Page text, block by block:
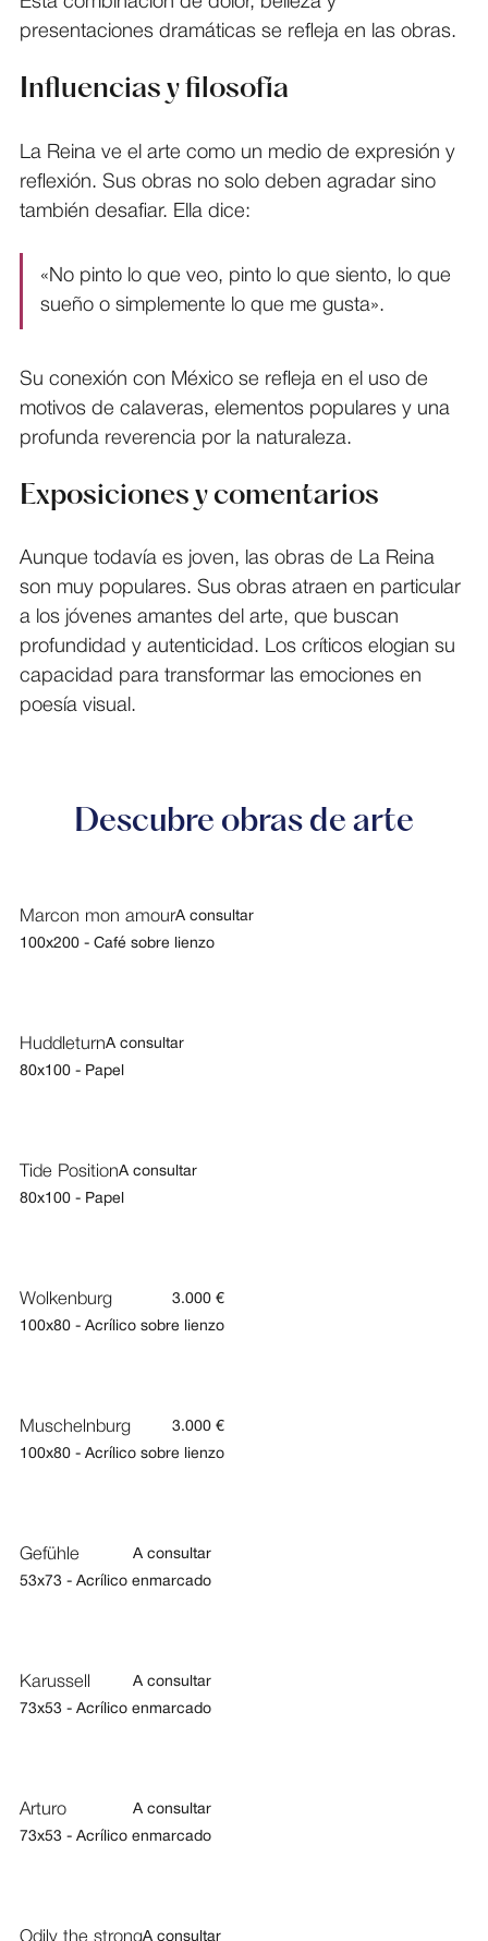
presentaciones dramáticas se refleja en las obras.
Influencias y filosofía
La Reina ve el arte como un medio de expresión y
reflexión. Sus obras no solo deben agradar sino
también desafiar. Ella dice:
«No pinto lo que veo, pinto lo que siento, lo que
sueño o simplemente lo que me gusta».
Su conexión con México se refleja en el uso de
motivos de calaveras, elementos populares y una
profunda reverencia por la naturaleza.
Exposiciones y comentarios
Aunque todavía es joven, las obras de La Reina
son muy populares. Sus obras atraen en particular
a los jóvenes amantes del arte, que buscan
profundidad y autenticidad. Los críticos elogian su
capacidad para transformar las emociones en
poesía visual.
Descubre obras de arte
Marcon mon amourA consultar
100x200 - Café sobre lienzo
HuddleturnA consultar
80x100 - Papel
Tide PositionA consultar
80x100 - Papel
Wolkenburg
3.000 €
100x80 - Acrílico sobre lienzo
Muschelnburg
3.000 €
100x80 - Acrílico sobre lienzo
Gefühle
A consultar
53x73 - Acrílico enmarcado
Karussell
A consultar
73x53 - Acrílico enmarcado
Arturo
A consultar
73x53 - Acrílico enmarcado
Odily the strongA consultar